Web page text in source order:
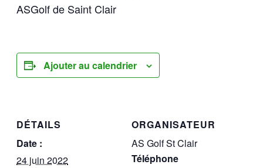
ASGolf de Saint Clair
Ajouter au calendrier
DÉTAILS
Date :
24 juin 2022
ORGANISATEUR
AS Golf St Clair
Téléphone